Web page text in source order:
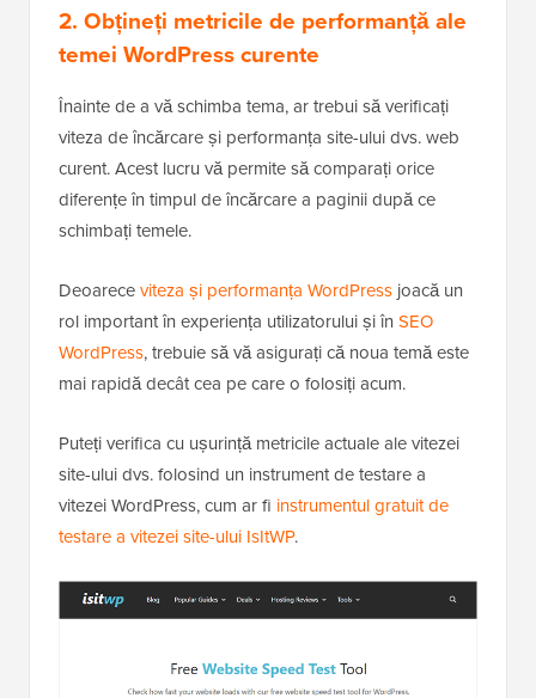
2. Obțineți metricile de performanță ale
temei WordPress curente
Înainte de a vă schimba tema, ar trebui să verificați
viteza de încărcare și performanța site-ului dvs. web
curent. Acest lucru vă permite să comparați orice
diferențe în timpul de încărcare a paginii după ce
schimbați temele.
Deoareceviteza și performanța WordPress joacă un
rol important în experiența utilizatorului și în SEO
WordPress, trebuie să vă asigurați că noua temă este
mai rapidă decât cea pe care o folosiți acum.
Puteți verifica cu ușurință metricile actuale ale vitezei
site-ului dvs. folosind un instrument de testare a
vitezei WordPress, cum ar fi instrumentul gratuit de
testare a vitezei site-ului IsItWP.